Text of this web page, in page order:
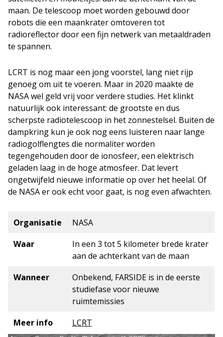
maan. De telescoop moet worden gebouwd door
robots die een maankrater omtoveren tot
radioreflector door een fijn netwerk van metaaldraden
te spannen.
LCRT is nog maar een jong voorstel, lang niet rijp
genoeg om uit te voeren. Maar in 2020 maakte de
NASA wel geld vrij voor verdere studies. Het klinkt
natuurlijk ook interessant: de grootste en dus
scherpste radiotelescoop in het zonnestelsel. Buiten de
dampkring kun je ook nog eens luisteren naar lange
radiogolflengtes die normaliter worden
tegengehouden door de ionosfeer, een elektrisch
geladen laag in de hoge atmosfeer. Dat levert
ongetwijfeld nieuwe informatie op over het heelal. Of
de NASA er ook echt voor gaat, is nog even afwachten.
Organisatie
NASA
Waar
In een 3 tot 5 kilometer brede krater
aan de achterkant van de maan
Wanneer
Onbekend, FARSIDE is in de eerste
studiefase voor nieuwe
ruimtemissies
Meer info
LCRT